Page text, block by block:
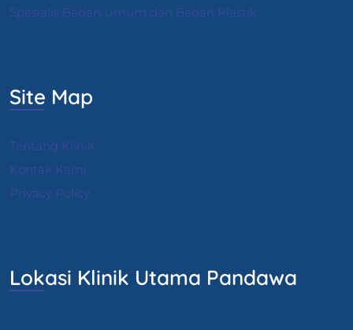
Spesialis Bedah Umum dan Bedah Plastik
Site Map
Tentang Klinik
Kontak Kami
Privacy Policy
Lokasi Klinik Utama Pandawa